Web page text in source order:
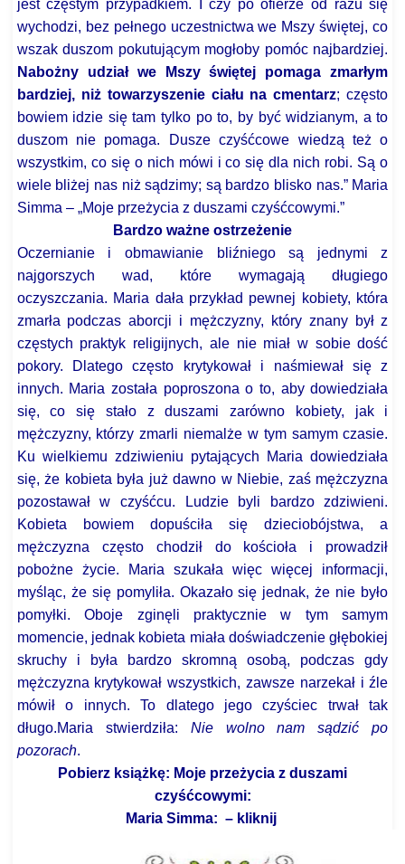
jest częstym przypadkiem. I czy po ofierze od razu się
wychodzi, bez pełnego uczestnictwa we Mszy świętej, co
wszak duszom pokutującym mogłoby pomóc najbardziej.
Nabożny udział we Mszy świętej pomaga zmarłym
bardziej, niż towarzyszenie ciału na cmentarz; często
bowiem idzie się tam tylko po to, by być widzianym, a to
duszom nie pomaga. Dusze czyśćcowe wiedzą też o
wszystkim, co się o nich mówi i co się dla nich robi. Są o
wiele bliżej nas niż sądzimy; są bardzo blisko nas.” Maria
Simma – „Moje przeżycia z duszami czyśćcowymi.”
Bardzo ważne ostrzeżenie
Oczernianie i obmawianie bliźniego są jednymi z
najgorszych wad, które wymagają długiego
oczyszczania. Maria dała przykład pewnej kobiety, która
zmarła podczas aborcji i mężczyzny, który znany był z
częstych praktyk religijnych, ale nie miał w sobie dość
pokory. Dlatego często krytykował i naśmiewał się z
innych. Maria została poproszona o to, aby dowiedziała
się, co się stało z duszami zarówno kobiety, jak i
mężczyzny, którzy zmarli niemalże w tym samym czasie.
Ku wielkiemu zdziwieniu pytających Maria dowiedziała
się, że kobieta była już dawno w Niebie, zaś mężczyzna
pozostawał w czyśćcu. Ludzie byli bardzo zdziwieni.
Kobieta bowiem dopuściła się dzieciobójstwa, a
mężczyzna często chodził do kościoła i prowadził
pobożne życie. Maria szukała więc więcej informacji,
myśląc, że się pomyliła. Okazało się jednak, że nie było
pomyłki. Oboje zginęli praktycznie w tym samym
momencie, jednak kobieta miała doświadczenie głębokiej
skruchy i była bardzo skromną osobą, podczas gdy
mężczyzna krytykował wszystkich, zawsze narzekał i źle
mówił o innych. To dlatego jego czyściec trwał tak
długo.Maria stwierdziła: Nie wolno nam sądzić po
pozorach.
Pobierz książkę: Moje przeżycia z duszami
czyśćcowymi:
Maria Simma: – kliknij